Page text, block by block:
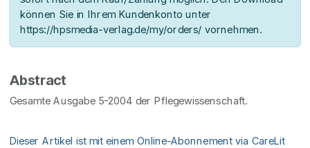
können Sie in Ihrem Kundenkonto unter
https://hpsmedia-verlag.de/my/orders/ vornehmen.
Abstract
Gesamte Ausgabe 5-2004 der Pflegewissenschaft.
Dieser Artikel ist mit einem Online-Abonnement via CareLit